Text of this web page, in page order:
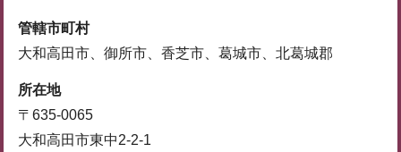
管轄市町村
大和高田市、御所市、香芝市、葛城市、北葛城郡
所在地
〒635-0065
大和高田市東中2-2-1